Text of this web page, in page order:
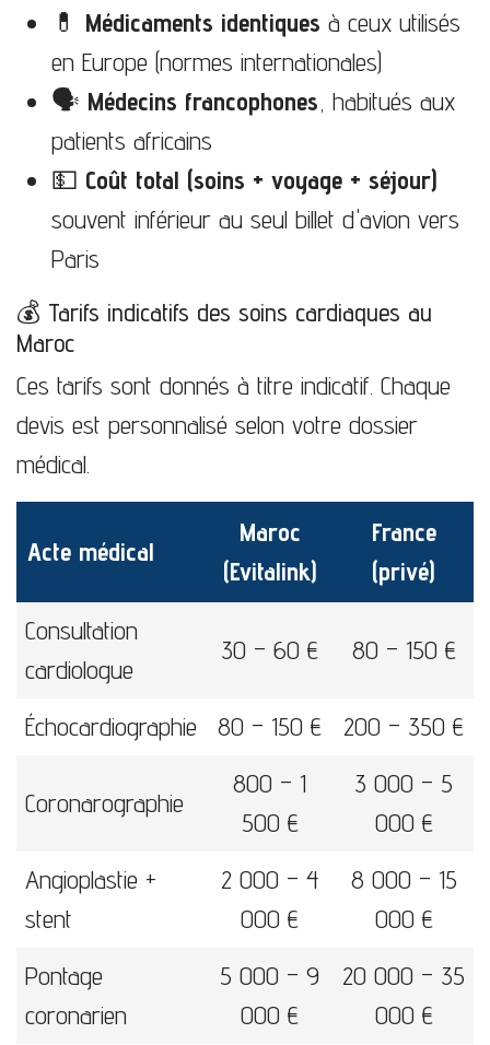
💊 Médicaments identiques à ceux utilisés
en Europe (normes internationales)
🗣️ Médecins francophones , habitués aux
patients africains
💵 Coût total (soins + voyage + séjour)
souvent inférieur au seul billet d'avion vers
Paris
💰 Tarifs indicatifs des soins cardiaques au
Maroc
Ces tarifs sont donnés à titre indicatif. Chaque
devis est personnalisé selon votre dossier
médical.
Acte médical
Maroc
(Evitalink)
France
(privé)
Consultation
cardiologue
30 – 60 € 80 – 150 €
Échocardiographie 80 – 150 € 200 – 350 €
Coronarographie
800 – 1
500 €
3 000 – 5
000 €
Angioplastie +
stent
2 000 – 4
000 €
8 000 – 15
000 €
Pontage
coronarien
5 000 – 9
000 €
20 000 – 35
000 €